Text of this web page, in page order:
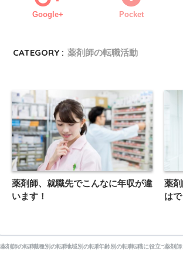
Google+ Pocket
CATEGORY : 薬剤師の転職活動
薬剤師、就職先でこんなに年収が違
います！
薬
は
薬剤師の転職活動職種別の転職地域別の転職年齢別の転職転職に役立つ資格
薬剤師